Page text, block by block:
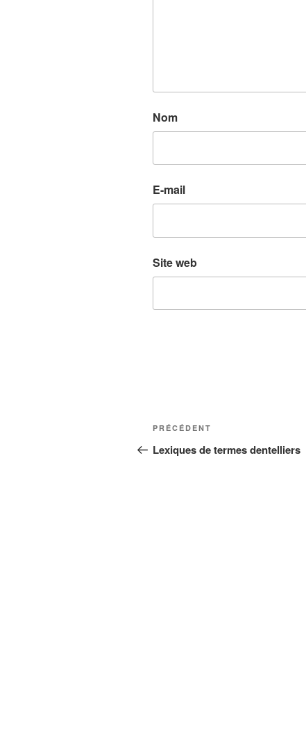
Nom
E-mail
Site web
Navigation
de
Article
précédent
PRÉCÉDENT
Lexiques de termes dentelliers